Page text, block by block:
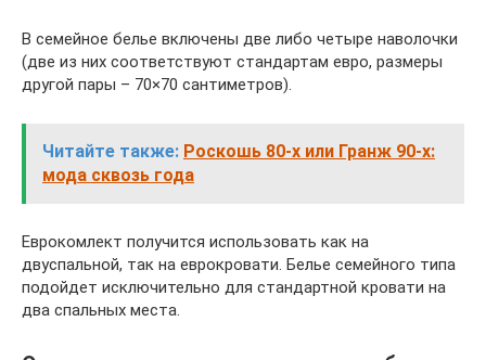
В семейное белье включены две либо четыре наволочки
(две из них соответствуют стандартам евро, размеры
другой пары – 70×70 сантиметров).
Читайте также: Роскошь 80-х или Гранж 90-х:
мода сквозь года
Еврокомлект получится использовать как на
двуспальной, так на еврокровати. Белье семейного типа
подойдет исключительно для стандартной кровати на
два спальных места.